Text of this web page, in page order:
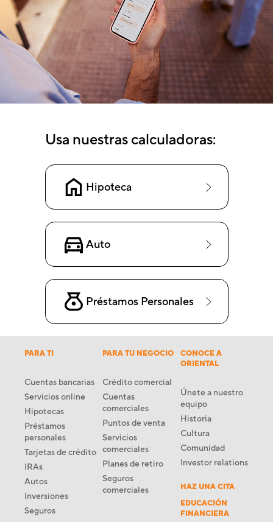
Usa nuestras calculadoras:
Hipoteca
Auto
Préstamos Personales
PARA TI
Cuentas bancarias
Servicios online
Hipotecas
Préstamos
personales
Tarjetas de crédito
IRAs
Autos
Inversiones
Seguros
PARA TU NEGOCIO
Crédito comercial
Cuentas
comerciales
Puntos de venta
Servicios
comerciales
Planes de retiro
Seguros
comerciales
CONOCE A
ORIENTAL
Únete a nuestro
equipo
Historia
Cultura
Comunidad
Investor relations
HAZ UNA CITA
EDUCACIÓN
FINANCIERA